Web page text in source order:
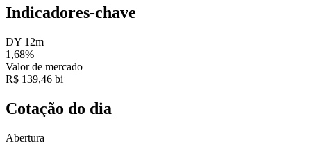
Indicadores-chave
DY 12m
1,68%
Valor de mercado
R$ 139,46 bi
Cotação do dia
Abertura